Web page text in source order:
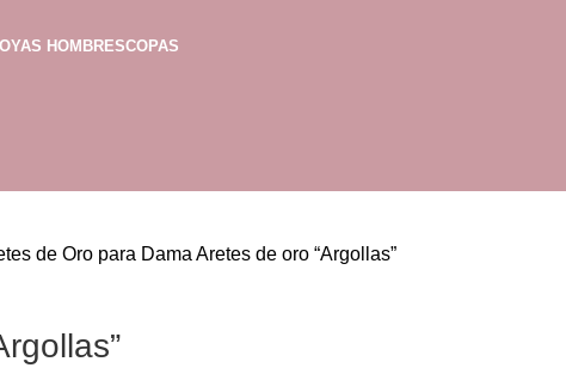
HOMBRESCOPAS
de Oro para Dama Aretes de oro “Argollas”